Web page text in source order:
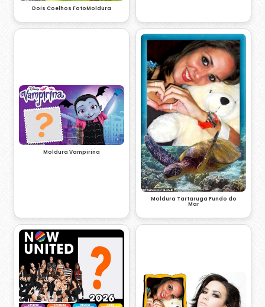
Dois Coelhos FotoMoldura
Moldura Vampirina
Moldura Tartaruga Fundo do
Mar